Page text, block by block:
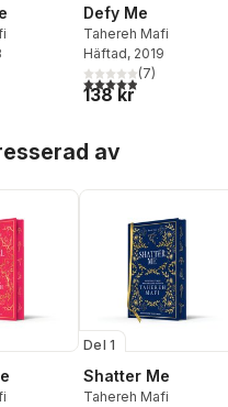
Totalt antal röster:
Defy Me
Tahereh Mafi
Häftad, 2019
4,9utav 5 stjärnor.
(7)
138 kr
av
Del 1
Shatter Me
Tahereh Mafi